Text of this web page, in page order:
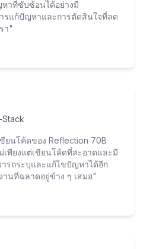
หาที่ซับซ้อนได้อย่างมี
รแก้ปัญหาและการตัดสินใจที่ลด
า"
ยนโค้ดของ Reflection 70B
เพียงแต่เขียนโค้ดที่สะอาดและมี
รถระบุและแก้ไขปัญหาได้อีก
านที่ฉลาดอยู่ข้าง ๆ เสมอ"